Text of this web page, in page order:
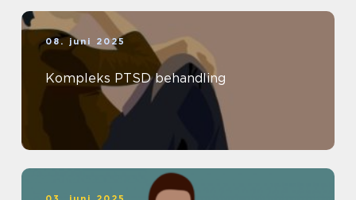
08. juni 2025
Kompleks PTSD behandling